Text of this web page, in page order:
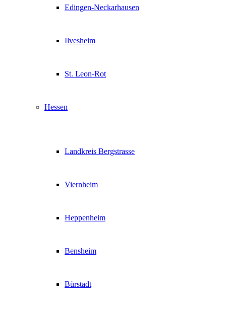
Edingen-Neckarhausen
Ilvesheim
St. Leon-Rot
Hessen
Landkreis Bergstrasse
Viernheim
Heppenheim
Bensheim
Bürstadt